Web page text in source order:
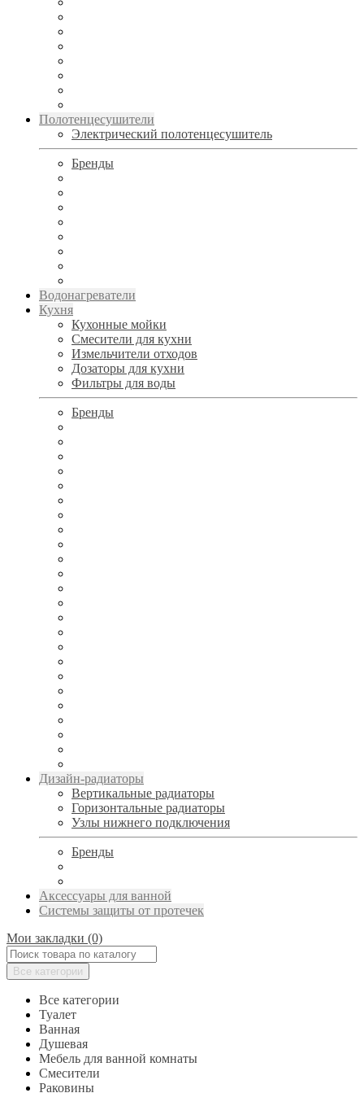
Полотенцесушители
Электрический полотенцесушитель
Бренды
Водонагреватели
Кухня
Кухонные мойки
Смесители для кухни
Измельчители отходов
Дозаторы для кухни
Фильтры для воды
Бренды
Дизайн-радиаторы
Вертикальные радиаторы
Горизонтальные радиаторы
Узлы нижнего подключения
Бренды
Аксессуары для ванной
Системы защиты от протечек
Мои закладки (0)
Все категории
Все категории
Туалет
Ванная
Душевая
Мебель для ванной комнаты
Смесители
Раковины